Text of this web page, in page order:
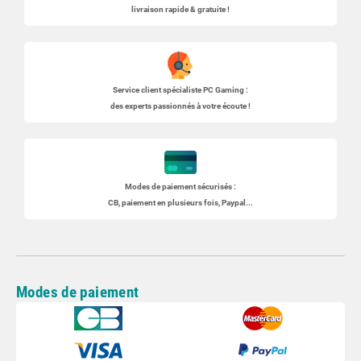
livraison rapide & gratuite !
Service client spécialistePC Gaming:
des experts passionnés à votre écoute !
Modes de paiement sécurisés :
CB, paiement en plusieurs fois, Paypal...
Modes de paiement